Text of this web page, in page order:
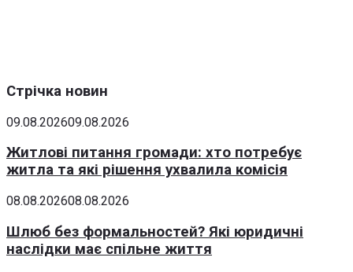
Стрічка новин
09.08.202609.08.2026
Житлові питання громади: хто потребує
житла та які рішення ухвалила комісія
08.08.202608.08.2026
Шлюб без формальностей? Які юридичні
наслідки має спільне життя